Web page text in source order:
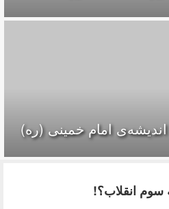
اندیشه‌ی امام خمینی (ره)
انقلاب؟!